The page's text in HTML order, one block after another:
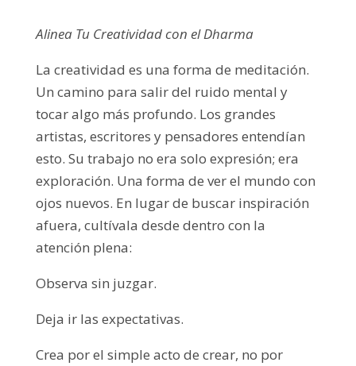
Alinea Tu Creatividad con el Dharma
La creatividad es una forma de meditación.
Un camino para salir del ruido mental y
tocar algo más profundo. Los grandes
artistas, escritores y pensadores entendían
esto. Su trabajo no era solo expresión; era
exploración. Una forma de ver el mundo con
ojos nuevos. En lugar de buscar inspiración
afuera, cultívala desde dentro con la
atención plena:
Observa sin juzgar.
Deja ir las expectativas.
Crea por el simple acto de crear, no por